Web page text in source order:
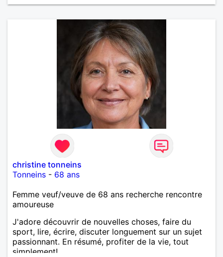
christine tonneins
Tonneins - 68 ans
Femme veuf/veuve de 68 ans recherche rencontre
amoureuse
J'adore découvrir de nouvelles choses, faire du
sport, lire, écrire, discuter longuement sur un sujet
passionnant. En résumé, profiter de la vie, tout
simplement!